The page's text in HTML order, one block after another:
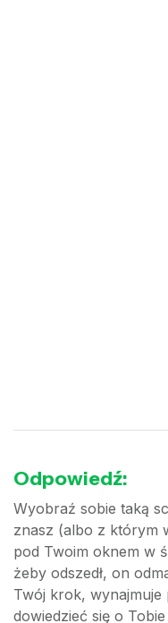
Odpowiedź:
Wyobraź sobie taką
znasz (albo z którym
pod Twoim oknem w
żeby odszedł, on
Twój krok,
dowiedzieć się o